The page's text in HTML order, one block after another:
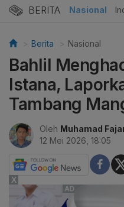
BERITA Nasional
Berita Nasional
Bahlil
Istana,
Tambang
Oleh Muhamad
12 Mei 2026, 18:05
X